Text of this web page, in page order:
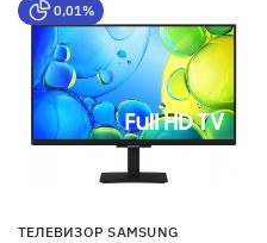
0,01%
ТЕЛЕВИЗОР SAMSUNG